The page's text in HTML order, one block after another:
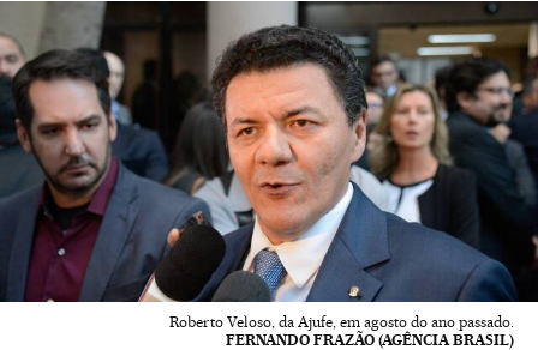
Roberto Veloso, da Ajufe, em agosto do ano passado.
FERNANDO FRAZÃO (AGÊNCIA BRASIL)